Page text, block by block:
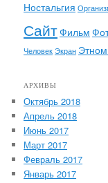
Ностальгия
СайтФильм
Человек Экран
АРХИВЫ
Октябрь 2018
Апрель 2018
Июнь 2017
Март 2017
Февраль 2017
Январь 2017